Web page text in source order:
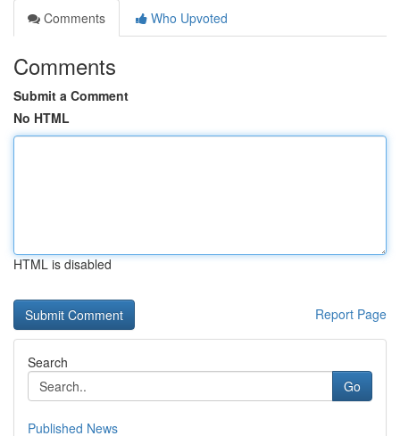
Comments
Who Upvoted
Comments
Submit a Comment
No HTML
HTML is disabled
Report Page
Search
Go
Published News